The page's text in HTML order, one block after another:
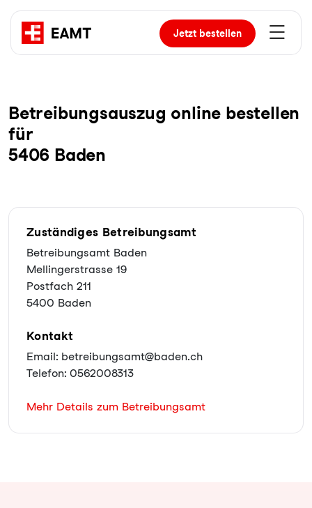
Jetztbestellen
Be­trei­bungs­aus­zug online bestellen
für
5406 Baden
Zuständiges Betreibungsamt
Betreibungsamt Baden
Mellingerstrasse 19
Postfach 211
5400 Baden
Kontakt
Email: betreibungsamt@baden.ch
Telefon: 0562008313
Mehr Details zum Betreibungsamt